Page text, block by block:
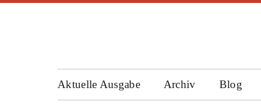
Aktuelle Ausgabe Archiv Blog